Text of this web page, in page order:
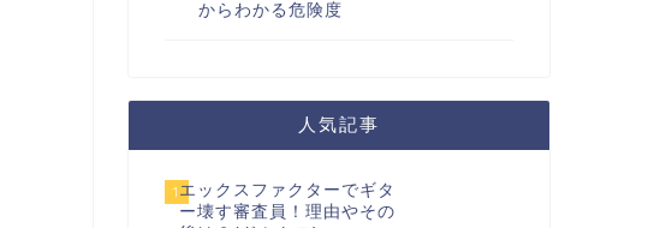
からわかる危険度
人気記事
1 エックスファクターでギタ
ー壊す審査員！理由やその